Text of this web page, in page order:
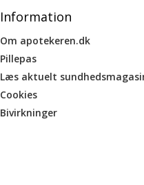
Information
Om apotekeren.dk
Pillepas
Læs aktuelt
Cookies
Bivirkninger